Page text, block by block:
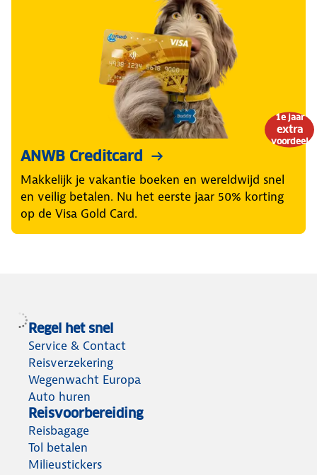
1e jaar
extra
voordeel
ANWB Creditcard
Makkelijk je vakantie boeken en wereldwijd snel
en veilig betalen. Nu het eerste jaar 50% korting
op de Visa Gold Card.
Regel het snel
Service & Contact
Reisverzekering
Wegenwacht Europa
Auto huren
Reisvoorbereiding
Reisbagage
Tol betalen
Milieustickers